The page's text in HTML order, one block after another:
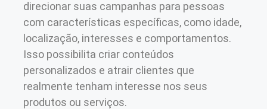
direcionar suas campanhas para pessoas
com características específicas, como idade,
localização, interesses e comportamentos.
Isso possibilita criar conteúdos
personalizados e atrair clientes que
realmente tenham interesse nos seus
produtos ou serviços.